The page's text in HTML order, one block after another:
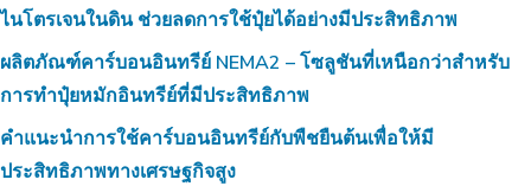
ไนโตรเจนในดิน ช่วยลดการใช้ปุ๋ยได้อย่างมีประสิทธิภาพ
ผลิตภัณฑ์คาร์บอนอินทรีย์ NEMA2 – โซลูชันที่เหนือกว่าสำหรับ
การทำปุ๋ยหมักอินทรีย์ที่มีประสิทธิภาพ
คำแนะนำการใช้คาร์บอนอินทรีย์กับพืชยืนต้นเพื่อให้มี
ประสิทธิภาพทางเศรษฐกิจสูง